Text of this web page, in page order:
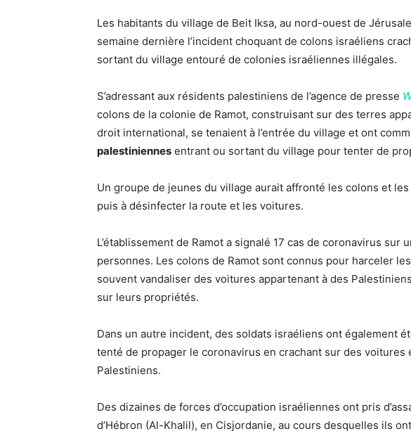
Les habitants du village de Beit Iksa, au nord-ouest de
semaine dernière l’incident choquant de colons israéliens
sortant du village entouré de colonies israéliennes illégales.
S’adressant aux résidents palestiniens de l’agence de presse
colons de la colonie de Ramot, construisant sur des terres
droit international, se tenaient à l’entrée du village et ont
palestiniennes entrant ou sortant du village pour tenter de
Un groupe de jeunes du village aurait affronté les colons et
puis à désinfecter la route et les voitures.
L’établissement de Ramot a signalé 17 cas de coronavirus sur
personnes. Les colons de Ramot sont connus pour harceler
souvent vandaliser des voitures appartenant à des
sur leurs propriétés.
Dans un autre incident, des soldats israéliens ont également
tenté de propager le coronavirus en crachant sur des voitures
Palestiniens.
Des dizaines de forces d’occupation israéliennes ont pris
d’Hébron (Al-Khalil), en Cisjordanie, au cours desquelles ils